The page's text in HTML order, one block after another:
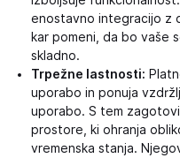
enostavno integracijo z
kar pomeni, da bo vaše
skladno.
Trpežne lastnosti:
uporabo in ponuja
uporabo. S tem
prostore, ki ohranja
vremenska stanja.